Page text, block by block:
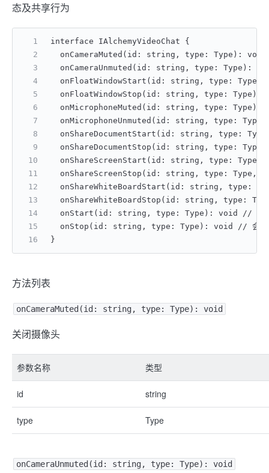
态及共享行为
interface IAlchemyVideoChat {
onCameraMuted(id: string, type: Type): void
onCameraUnmuted(id: string, type: Type):
onFloatWindowStart(id: string, type: Type):
onFloatWindowStop(id: string, type: Type):
onMicrophoneMuted(id: string, type: Type):
onMicrophoneUnmuted(id: string, type: Type):
onShareDocumentStart(id: string, type:
onShareDocumentStop(id: string, type: Type):
onShareScreenStart(id: string, type: Type,
onShareScreenStop(id: string, type: Type,
onShareWhiteBoardStart(id: string, type:
onShareWhiteBoardStop(id: string, type:
onStart(id: string, type: Type): void // 会
onStop(id: string, type: Type): void // 会议
}
方法列表
onCameraMuted(id: string, type: Type): void
关闭摄像头
参数名称 类型
id string
type Type
onCameraUnmuted(id: string, type: Type): void